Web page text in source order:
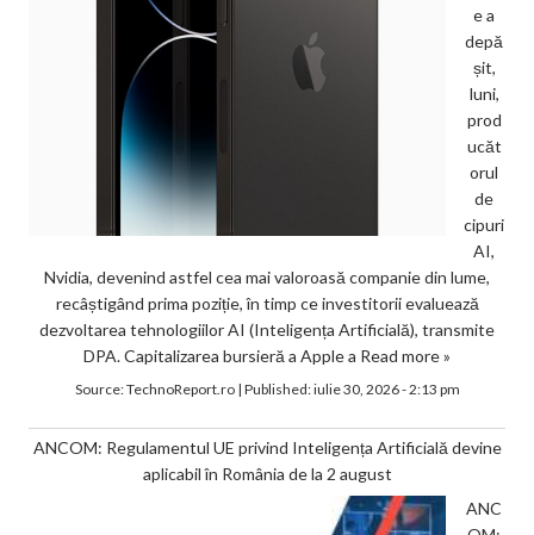
e a
depă
șit,
luni,
prod
ucăt
orul
de
cipuri
AI,
Nvidia, devenind astfel cea mai valoroasă companie din lume,
recâștigând prima poziție, în timp ce investitorii evaluează
dezvoltarea tehnologiilor AI (Inteligența Artificială), transmite
DPA. Capitalizarea bursieră a Apple a Read more »
Source:TechnoReport.ro| Published:iulie 30, 2026 - 2:13 pm
ANCOM: Regulamentul UE privind Inteligența Artificială devine
aplicabil în România de la 2 august
ANC